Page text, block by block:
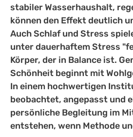
stabiler Wasserhaushalt,
können den Effekt deutlich
Auch Schlaf und Stress
unter dauerhaftem Stress
Körper, der in Balance ist.
Schönheit beginnt mit
In einem hochwertigen
beobachtet, angepasst und
persönliche Begleitung im
entstehen, wenn Methode